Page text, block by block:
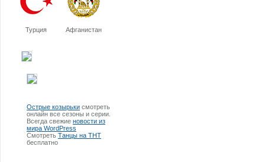
Турция Афганистан
Острые козырьки смотреть
онлайн все сезоны и серии.
Всегда свежие новости из
мира WordPress
Смотреть Танцы на ТНТ
бесплатно